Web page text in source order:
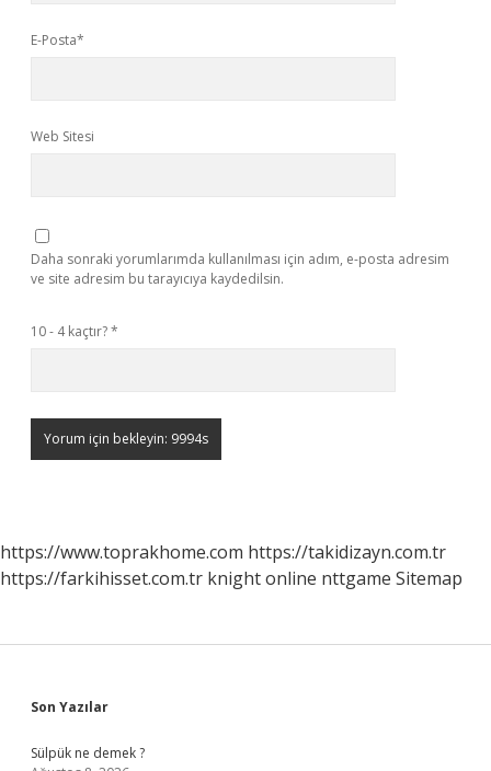
E-Posta*
Web Sitesi
Daha sonraki yorumlarımda kullanılması için adım, e-posta adresim
ve site adresim bu tarayıcıya kaydedilsin.
10 - 4 kaçtır?*
https://www.toprakhome.com https://takidizayn.com.tr
https://farkihisset.com.tr knight online nttgame Sitemap
Sidebar
Son Yazılar
Sülpük ne demek ?